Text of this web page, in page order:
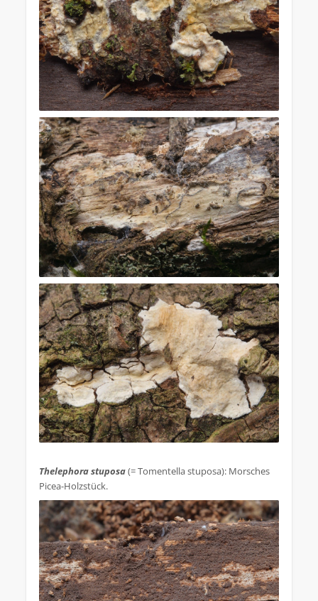
Thelephora stuposa(= Tomentella stuposa): Morsches
Picea-Holzstück.